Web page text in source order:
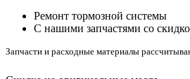
Ремонт тормозной системы
С нашими запчастями со
Запчасти и расходные материалы